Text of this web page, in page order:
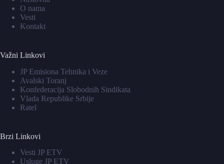
O nama
Vesti
Kontakt
Važni Linkovi
JP Emisiona Tehnika i Veze
Avalski Toranj
Konfederacija Slobodnih Sindikata
Vlada Republike Srbije
Ratel
Brzi Linkovi
Vesti JP ETV
Usluge JP ETV